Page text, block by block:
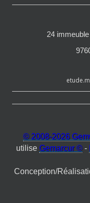
24
© 2008-2026
utilise Gemarcur © -
Conception/